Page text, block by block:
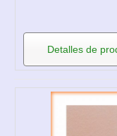
Detalles de